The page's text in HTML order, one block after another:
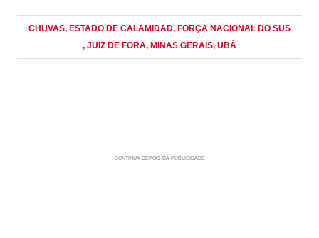
CHUVAS, ESTADO DE CALAMIDAD, FORÇA NACIONAL DO SUS
, JUIZ DE FORA, MINAS GERAIS, UBÁ